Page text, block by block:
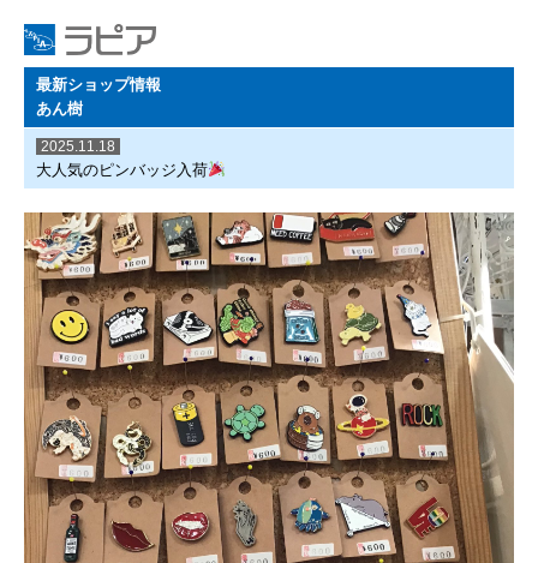
最新ショップ情報
あん樹
2025.11.18
大人気のピンバッジ入荷